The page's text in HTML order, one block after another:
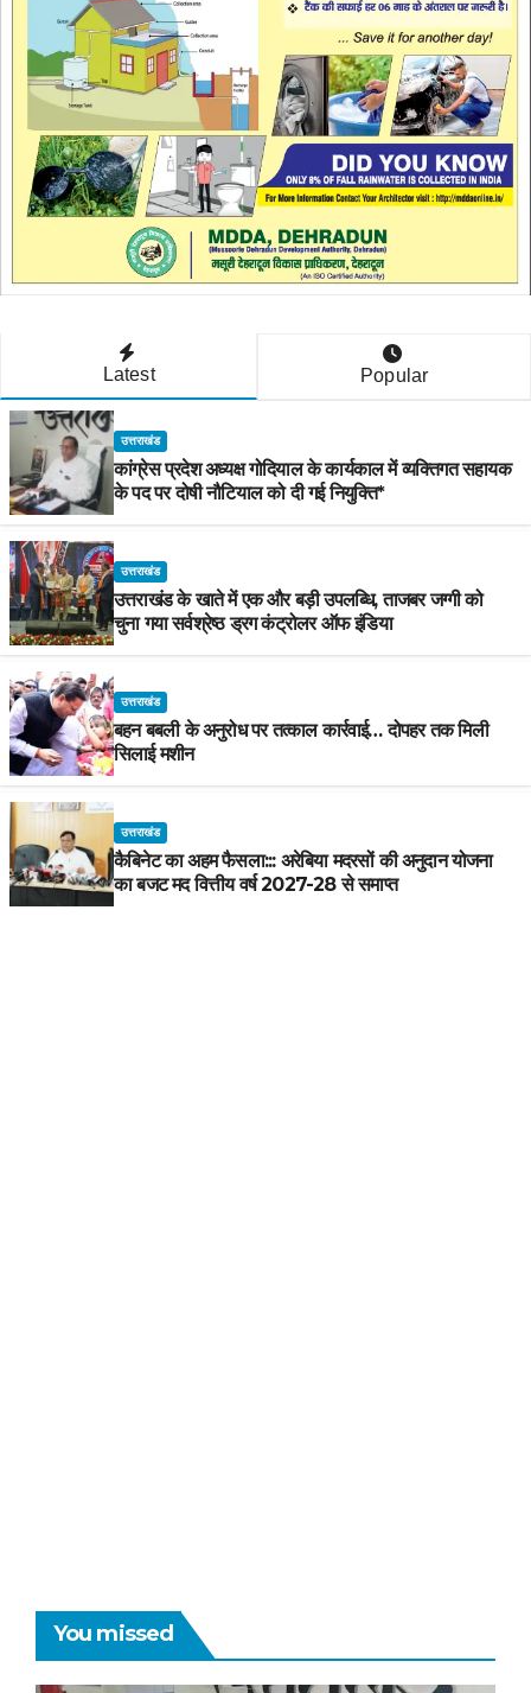
Latest Popular
उत्तराखंड
कांग्रेस प्रदेश अध्यक्ष गोदियाल के कार्यकाल में व्यक्तिगत सहायक
के पद पर दोषी नौटियाल को दी गई नियुक्ति*
उत्तराखंड
उत्तराखंड के खाते में एक और बड़ी उपलब्धि, ताजबर जग्गी को
चुना गया सर्वश्रेष्ठ ड्रग कंट्रोलर ऑफ इंडिया
उत्तराखंड
बहन बबली के अनुरोध पर तत्काल कार्रवाई… दोपहर तक मिली
सिलाई मशीन
उत्तराखंड
कैबिनेट का अहम फैसला::: अरेबिया मदरसों की अनुदान योजना
का बजट मद वित्तीय वर्ष 2027-28 से समाप्त
You missed